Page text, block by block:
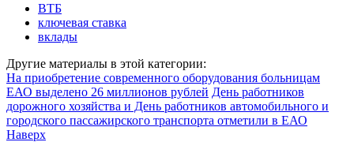
ВТБ
ключевая ставка
вклады
Другие материалы в этой категории:
На приобретение современного оборудования больницам
ЕАО выделено 26 миллионов рублей День работников
дорожного хозяйства и День работников автомобильного и
городского пассажирского транспорта отметили в ЕАО
Наверх